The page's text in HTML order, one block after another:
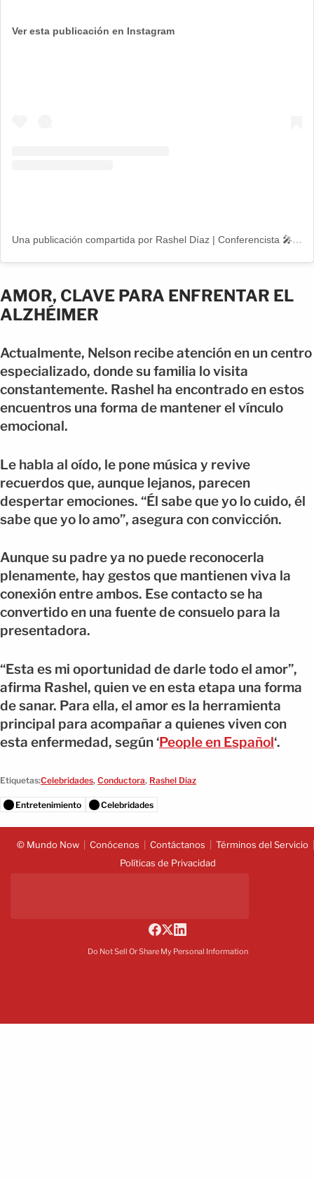
Ver esta publicación en Instagram
Una publicación compartida por Rashel Díaz | Conferencista 🎤 | Coach de Vida | 3x Emmy 🏆 (@rasheldiaz)
AMOR, CLAVE PARA ENFRENTAR EL
ALZHÉIMER
Actualmente, Nelson recibe atención en un centro
especializado, donde su familia lo visita
constantemente. Rashel ha encontrado en estos
encuentros una forma de mantener el vínculo
emocional.
Le habla al oído, le pone música y revive
recuerdos que, aunque lejanos, parecen
despertar emociones. “Él sabe que yo lo cuido, él
sabe que yo lo amo”, asegura con convicción.
Aunque su padre ya no puede reconocerla
plenamente, hay gestos que mantienen viva la
conexión entre ambos. Ese contacto se ha
convertido en una fuente de consuelo para la
presentadora.
“Esta es mi oportunidad de darle todo el amor”,
afirma Rashel, quien ve en esta etapa una forma
de sanar. Para ella, el amor es la herramienta
principal para acompañar a quienes viven con
esta enfermedad, según ‘People en Español‘.
Etiquetas:Celebridades, Conductora, Rashel Diaz
Entretenimiento Celebridades
© Mundo Now Conócenos Contáctanos
Términos del Servicio
Políticas de Privacidad
Do Not Sell Or Share My Personal Information